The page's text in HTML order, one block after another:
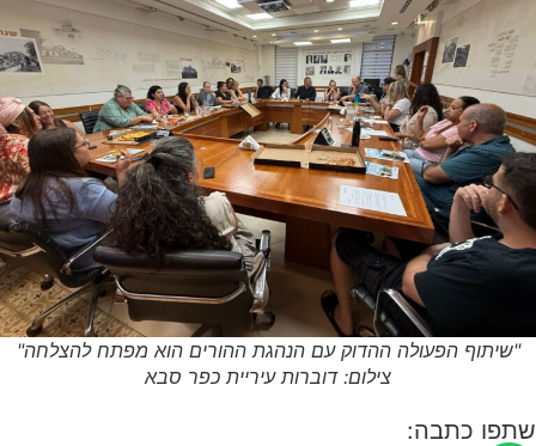
"שיתוף הפעולה ההדוק עם הנהגת ההורים הוא מפתח להצלחה"
צילום: דוברות עיריית כפר סבא
שתפו כתבה: